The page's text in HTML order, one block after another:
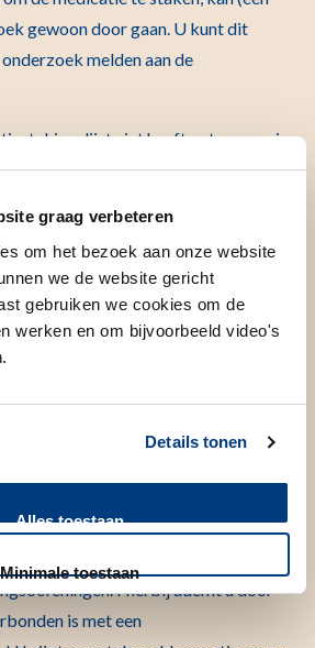
graag verbeteren
om het bezoek aan onze website
we de website gericht
gebruiken we cookies om de
werken en om bijvoorbeeld video's
Details tonen
Alles toestaan
Minimale toestaan
gewoon door gaan. U kunt dit
melden aan de
niet heeft ontvangen, is
uw medicatie blijft doorgebruiken.
op met de Longfunctieafdeling.
/ de behandeling
in zijn werk?
functioneren van de longen kan
Hierbij ademt u door
is met een